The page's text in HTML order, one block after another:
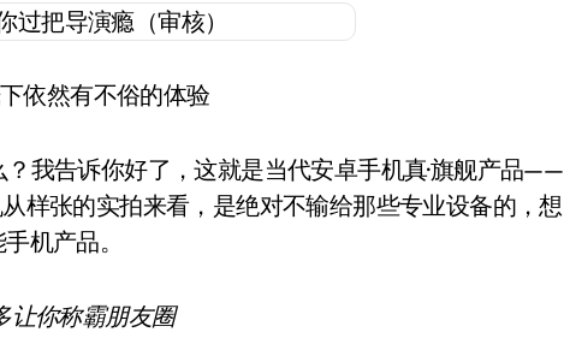
依然有不俗的体验
我告诉你好了，这就是当代安卓手机真·旗舰产品——
样张的实拍来看，是绝对不输给那些专业设备的，想
机产品。
让你称霸朋友圈